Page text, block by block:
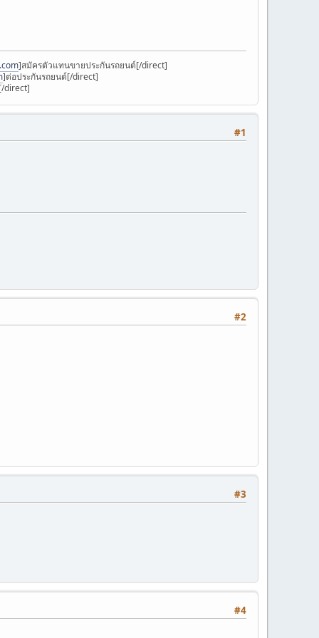
]สมัครตัวแทนขายประกันรถยนต์[/direct]
]ต่อประกันรถยนต์[/direct]
direct]
#1
#2
#3
#4